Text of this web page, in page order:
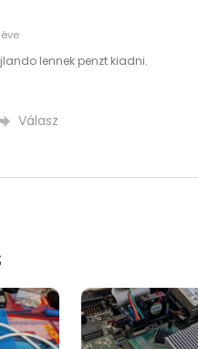
éve
lennek penzt kiadni.
Válasz